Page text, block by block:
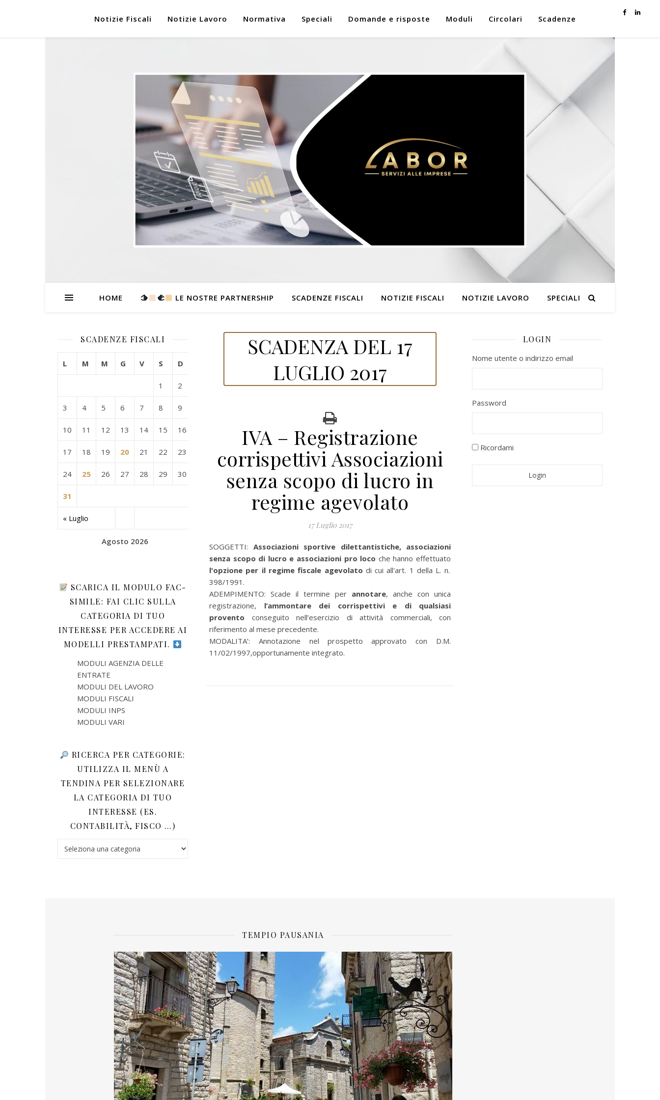
Notizie Fiscali Notizie Lavoro Normativa Speciali Domande e risposte Moduli Circolari Scadenze
HOME 🫱 ‍🫲 LE NOSTRE PARTNERSHIP SCADENZE FISCALI NOTIZIE FISCALI NOTIZIE LAVORO SPECIALI
SCADENZE FISCALI
Agosto 2026
L M M G V S D
« Luglio
1 2
3 4 5 6 7 8 9
10 11 12 13 14 15 16
17 18 19 20 21 22 23
24 25 26 27 28 29 30
31
SCARICA IL MODULO FAC-
SIMILE: FAI CLIC SULLA
CATEGORIA DI TUO
INTERESSE PER ACCEDERE AI
MODELLI PRESTAMPATI.
MODULI AGENZIA DELLE
ENTRATE
MODULI DEL LAVORO
MODULI FISCALI
MODULI INPS
MODULI VARI
RICERCA PER CATEGORIE:
UTILIZZA IL MENÙ A
TENDINA PER SELEZIONARE
LA CATEGORIA DI TUO
INTERESSE (ES.
CONTABILITÀ, FISCO …)
Ricerca per categorie: utilizza il menù a tendina per selezionare la categoria di tuo interesse (es. contabilità, Fisco …)
SCADENZA DEL 17
LUGLIO 2017
IVA – Registrazione
corrispettivi Associazioni
senza scopo di lucro in
regime agevolato
17 Luglio 2017
SOGGETTI: Associazioni sportive dilettantistiche, associazioni
senza scopo di lucro e associazioni pro loco che hanno effettuato
l'opzione per il regime fiscale agevolato di cui all'art. 1 della L. n.
398/1991.
ADEMPIMENTO: Scade il termine per annotare, anche con unica
registrazione, l’ammontare dei corrispettivi e di qualsiasi
provento conseguito nell’esercizio di attività commerciali, con
riferimento al mese precedente.
MODALITA’: Annotazione nel prospetto approvato con D.M.
11/02/1997,opportunamente integrato.
LOGIN
Nome utente o indirizzo email
Password
Ricordami
TEMPIO PAUSANIA